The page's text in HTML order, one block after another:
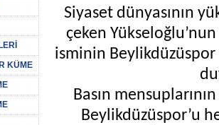
KÜME
Siyaset dünyasının
çeken
isminin
Basın
Beylikdüzüspor’u